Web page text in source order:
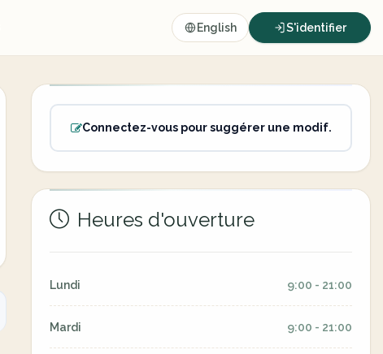
English S'identifier
Connectez-vous pour suggérer une modif.
Heures d'ouverture
Lundi 9:00 - 21:00
Mardi 9:00 - 21:00